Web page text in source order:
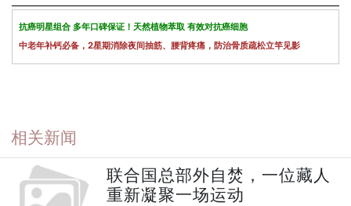
抗癌明星组合 多年口碑保证！天然植物萃取 有效对抗癌细胞
中老年补钙必备，2星期消除夜间抽筋、腰背疼痛，防治骨质疏松立竿见影
相关新闻
联合国总部外自焚，一位藏人
重新凝聚一场运动